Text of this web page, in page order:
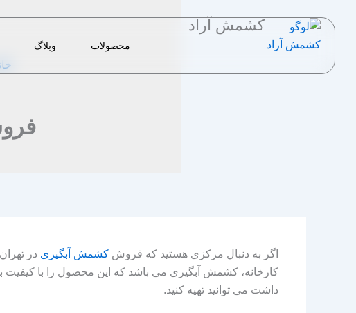
کشمش آراد
محصولات وبلاگ
اگر به دنبال مرکزی هستید که فروش کشمش آبگیری در
کارخانه، کشمش آبگیری می‌ باشد که این محصول را با کیفیت
داشت می توانید تهیه کنید.